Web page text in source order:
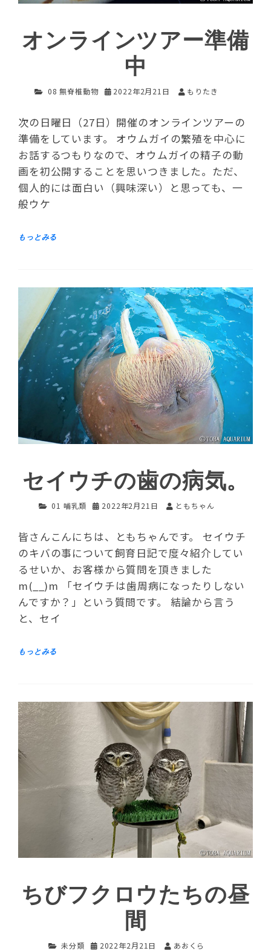
オンラインツアー準備
中
08 無脊椎動物 2022年2月21日 もりたき
次の日曜日（27日）開催のオンラインツアーの
準備をしています。 オウムガイの繁殖を中心に
お話するつもりなので、オウムガイの精子の動
画を初公開することを思いつきました。ただ、
個人的には面白い（興味深い）と思っても、一
般ウケ
セイウチの歯の病気。
01 哺乳類 2022年2月21日 ともちゃん
皆さんこんにちは、ともちゃんです。 セイウチ
のキバの事について飼育日記で度々紹介してい
るせいか、お客様から質問を頂きました
m(__)m 「セイウチは歯周病になったりしない
んですか？」という質問です。 結論から言う
と、セイ
ちびフクロウたちの昼
間
未分類 2022年2月21日 あおくら